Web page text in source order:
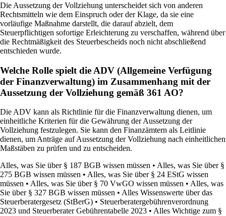
Die Aussetzung der Vollziehung unterscheidet sich von anderen
Rechtsmitteln wie dem Einspruch oder der Klage, da sie eine
vorläufige Maßnahme darstellt, die darauf abzielt, dem
Steuerpflichtigen sofortige Erleichterung zu verschaffen, während über
die Rechtmäßigkeit des Steuerbescheids noch nicht abschließend
entschieden wurde.
Welche Rolle spielt die ADV (Allgemeine Verfügung
der Finanzverwaltung) im Zusammenhang mit der
Aussetzung der Vollziehung gemäß 361 AO?
Die ADV kann als Richtlinie für die Finanzverwaltung dienen, um
einheitliche Kriterien für die Gewährung der Aussetzung der
Vollziehung festzulegen. Sie kann den Finanzämtern als Leitlinie
dienen, um Anträge auf Aussetzung der Vollziehung nach einheitlichen
Maßstäben zu prüfen und zu entscheiden.
Alles, was Sie über § 187 BGB wissen müssen • Alles, was Sie über §
275 BGB wissen müssen • Alles, was Sie über § 24 EStG wissen
müssen • Alles, was Sie über § 70 VwGO wissen müssen • Alles, was
Sie über § 327 BGB wissen müssen • Alles Wissenswerte über das
Steuerberatergesetz (StBerG) • Steuerberatergebührenverordnung
2023 und Steuerberater Gebührentabelle 2023 • Alles Wichtige zum §